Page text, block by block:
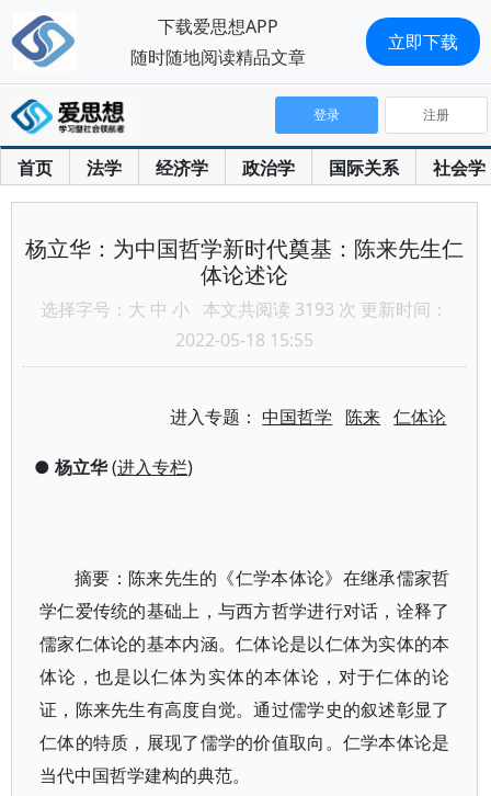
首页 法学 经济学 政治学 国际关系 社会学
登录 注册
杨立华：为中国哲学新时代奠基：陈来先生仁
体论述论
选择字号： 大 中 小 本文共阅读 3193 次 更新时间：
2022-05-18 15:55
进入专题：中国哲学 陈来 仁体论
● 杨立华(进入专栏)
摘要：陈来先生的《仁学本体论》在继承儒家哲
学仁爱传统的基础上，与西方哲学进行对话，诠释了
儒家仁体论的基本内涵。仁体论是以仁体为实体的本
体论，也是以仁体为实体的本体论，对于仁体的论
证，陈来先生有高度自觉。通过儒学史的叙述彰显了
仁体的特质，展现了儒学的价值取向。仁学本体论是
当代中国哲学建构的典范。
下载爱思想APP
随时随地阅读精品文章
立即下载